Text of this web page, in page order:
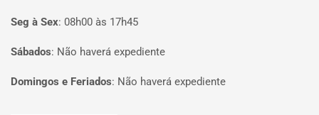
Seg à Sex: 08h00 às 17h45
Sábados: Não haverá expediente
Domingos e Feriados: Não haverá expediente